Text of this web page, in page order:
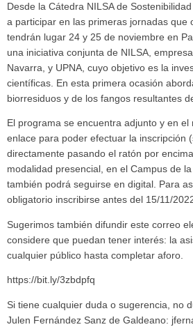
Desde la Cátedra NILSA de
a participar en las primeras jornadas que
tendrán lugar 24 y 25 de noviembre en
una iniciativa conjunta de NILSA,
Navarra, y UPNA, cuyo objetivo es la
científicas. En esta primera ocasión
biorresiduos y de los fangos resultantes
El programa se encuentra adjunto y en el
enlace para poder efectuar la inscripción
directamente pasando el ratón por
modalidad presencial, en el Campus de
también podrá seguirse en digital. Para
obligatorio inscribirse antes del 15/11/
Sugerimos también difundir este correo
considere que puedan tener interés: la
cualquier público hasta completar aforo.
https://bit.ly/3zbdpfq
Si tiene cualquier duda o sugerencia, no
Julen Fernández Sanz de Galdeano: